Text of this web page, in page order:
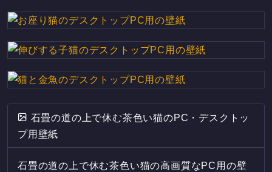
石畳の道の上で休む茶色い猫のPC・デスクトッ
プ用壁紙
石畳の道の上で休む茶色い猫の高画質なPC用の壁